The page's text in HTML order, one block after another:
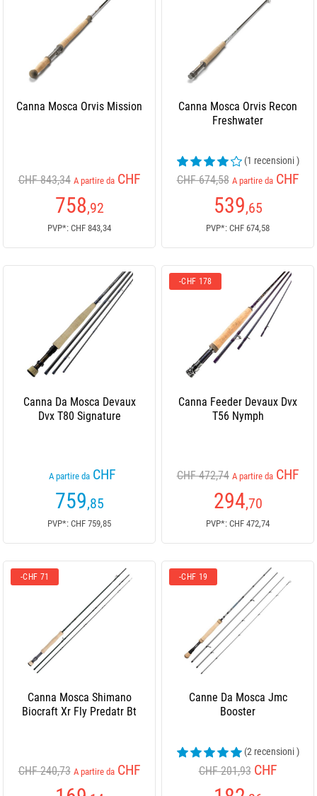
Canna Mosca Orvis Mission
CHF 843,34 A partire da CHF
758,92
PVP*: CHF 843,34
Canna Mosca Orvis Recon
Freshwater
(1 recensioni )
CHF 674,58 A partire da CHF
539,65
PVP*: CHF 674,58
Canna Da Mosca Devaux
Dvx T80 Signature
A partire da CHF
759,85
PVP*: CHF 759,85
-CHF 178
Canna Feeder Devaux Dvx
T56 Nymph
CHF 472,74 A partire da CHF
294,70
PVP*: CHF 472,74
-CHF 71
Canna Mosca Shimano
Biocraft Xr Fly Predatr Bt
CHF 240,73 A partire da CHF
-CHF 19
Canne Da Mosca Jmc
Booster
(2 recensioni )
CHF 201,93 CHF